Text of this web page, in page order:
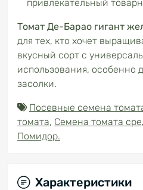
привлекательный
Томат Де-Барао гигант
для тех, кто хочет
вкусный сорт с
использования, особенно
засолки.
Посевные семена
томата, Семена томата
Помидор.
Характеристики